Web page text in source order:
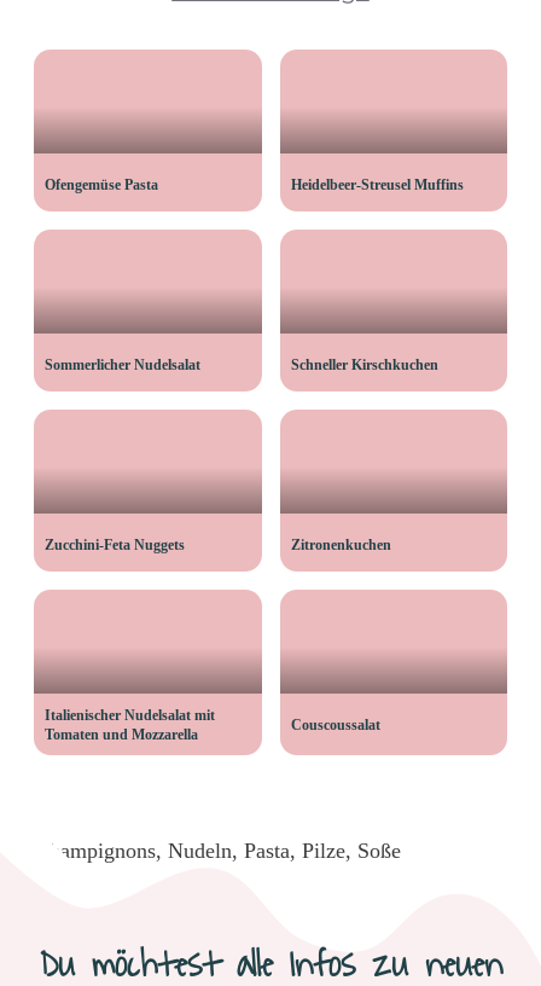
Ofengemüse Pasta Heidelbeer-Streusel Muffins
Sommerlicher Nudelsalat Schneller Kirschkuchen
Zucchini-Feta Nuggets Zitronenkuchen
Italienischer Nudelsalat mit
Tomaten und Mozzarella
Couscoussalat
Champignons, Nudeln, Pasta, Pilze, Soße
Du möchtest alle Infos zu neuen